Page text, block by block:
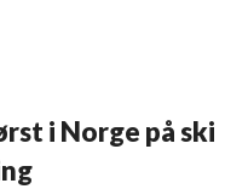
i Norge på ski